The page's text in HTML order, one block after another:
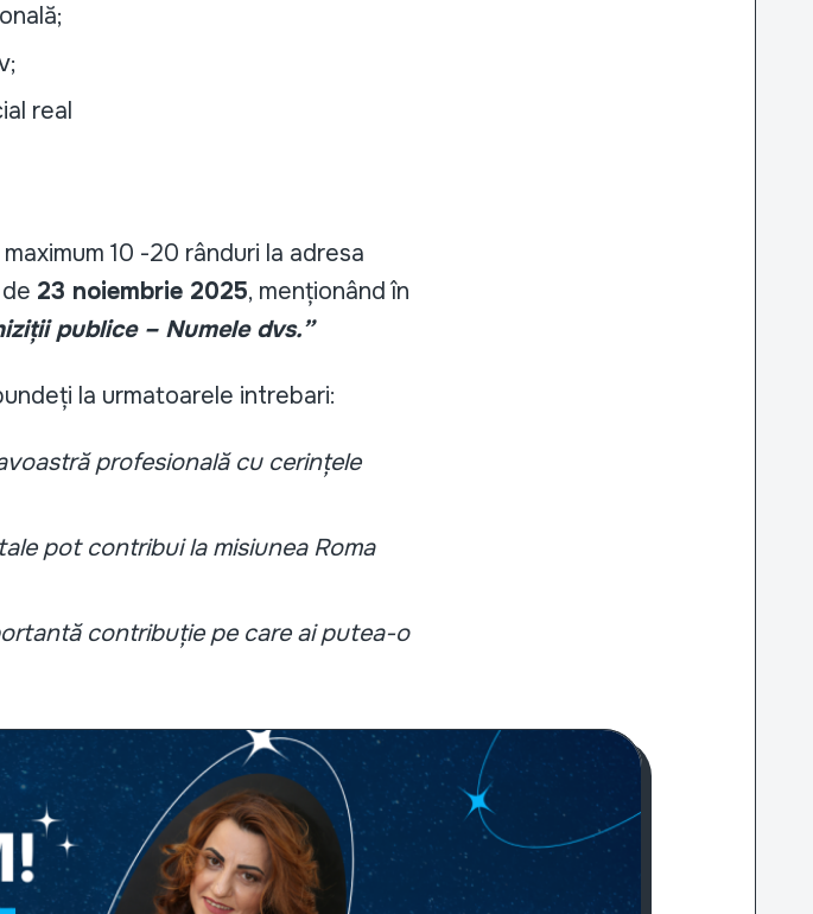
real
10 -20 rânduri la adresa
23 noiembrie 2025, menționând în
publice – Numele dvs.”
la urmatoarele intrebari:
profesională cu cerințele
pot contribui la misiunea Roma
contribuție pe care ai putea-o